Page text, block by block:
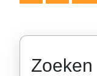
paginering
Zoeken